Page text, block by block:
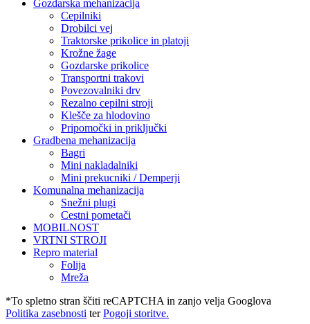
Gozdarska mehanizacija
Cepilniki
Drobilci vej
Traktorske prikolice in platoji
Krožne žage
Gozdarske prikolice
Transportni trakovi
Povezovalniki drv
Rezalno cepilni stroji
Klešče za hlodovino
Pripomočki in priključki
Gradbena mehanizacija
Bagri
Mini nakladalniki
Mini prekucniki / Demperji
Komunalna mehanizacija
Snežni plugi
Cestni pometači
MOBILNOST
VRTNI STROJI
Repro material
Folija
Mreža
*To spletno stran ščiti reCAPTCHA in zanjo velja Googlova
Politika zasebnosti terPogoji storitve.